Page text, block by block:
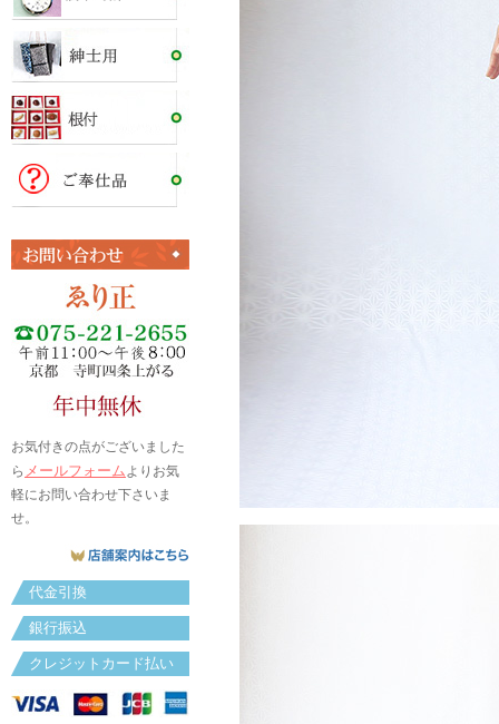
お気付きの点がございました
ら メールフォームよりお気
軽にお問い合わせ下さいま
せ。
代金引換
銀行振込
クレジットカード払い